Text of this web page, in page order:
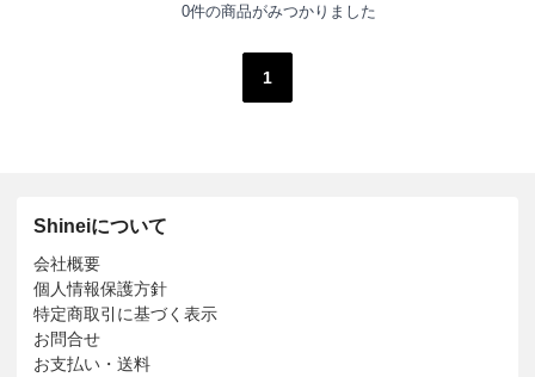
0件の商品がみつかりました
1
Shineiについて
会社概要
個人情報保護方針
特定商取引に基づく表示
お問合せ
お支払い・送料